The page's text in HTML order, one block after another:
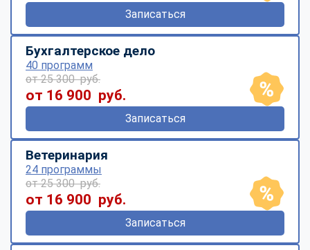
Записаться
Бухгалтерское дело
40 программ
от 25 300 руб.
от 16 900 руб.
Записаться
Ветеринария
24 программы
от 25 300 руб.
от 16 900 руб.
Записаться